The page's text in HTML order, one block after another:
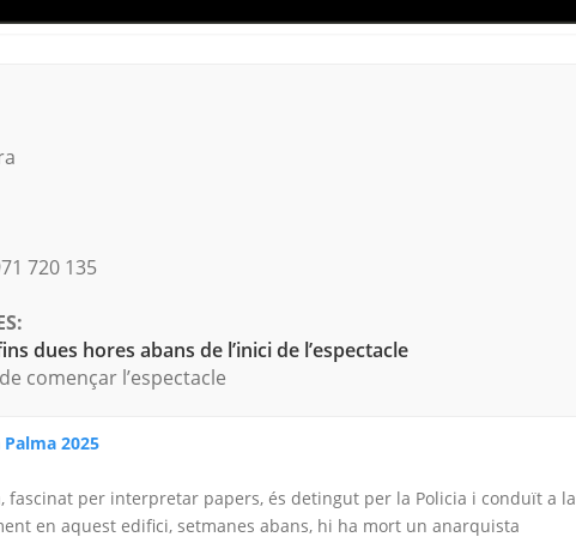
720 135
dues hores abans de l’inici de l’espectacle
començar l’espectacle
2025
fascinat per interpretar papers, és detingut per la Policia i conduït a la
en aquest edifici, setmanes abans, hi ha mort un anarquista